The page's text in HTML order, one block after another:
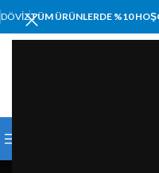
DÖVIZTÜM ÜRÜNLERDE %10